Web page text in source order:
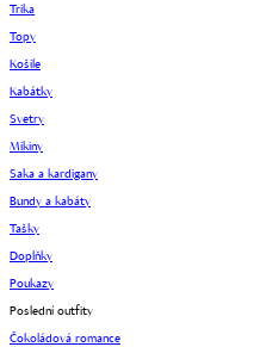
Trika
Topy
Košile
Kabátky
Svetry
Mikiny
Saka a kardigany
Bundy a kabáty
Tašky
Doplňky
Poukazy
Poslední outfity
Čokoládová romance